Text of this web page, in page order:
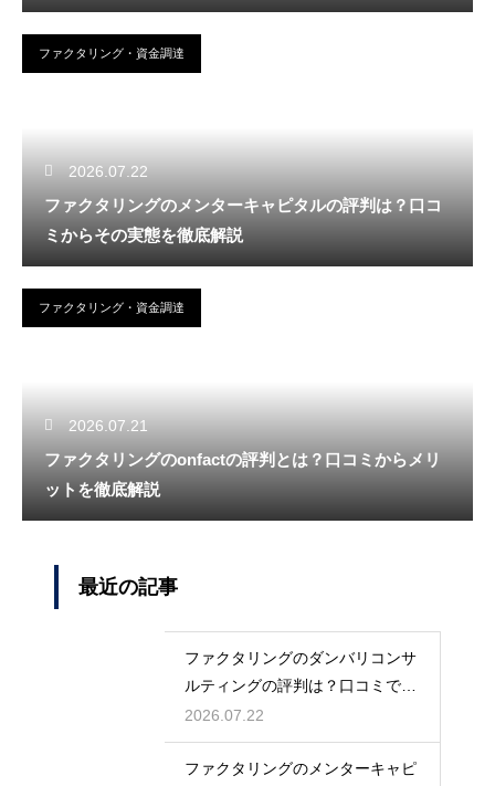
ファクタリング・資金調達
2026.07.22
ファクタリングのメンターキャピタルの評判は？口コ
ミからその実態を徹底解説
ファクタリング・資金調達
2026.07.21
ファクタリングのonfactの評判とは？口コミからメリ
ットを徹底解説
最近の記事
ファクタリングのダンバリコンサ
ルティングの評判は？口コミで実
態を解説
2026.07.22
ファクタリングのメンターキャピ